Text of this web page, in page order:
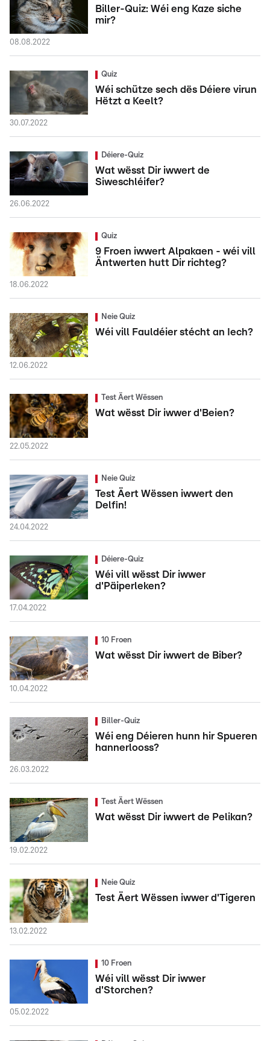
Biller-Quiz: Wéi eng Kaze siche
mir?
08.08.2022
Quiz
Wéi schütze sech dës Déiere virun
Hëtzt a Keelt?
30.07.2022
Déiere-Quiz
Wat wësst Dir iwwert de
Siweschléifer?
26.06.2022
Quiz
9 Froen iwwert Alpakaen - wéi vill
Äntwerten hutt Dir richteg?
18.06.2022
Neie Quiz
Wéi vill Fauldéier stécht an Iech?
12.06.2022
Test Äert Wëssen
Wat wësst Dir iwwer d'Beien?
22.05.2022
Neie Quiz
Test Äert Wëssen iwwert den
Delfin!
24.04.2022
Déiere-Quiz
Wéi vill wësst Dir iwwer
d'Päiperleken?
17.04.2022
10 Froen
Wat wësst Dir iwwert de Biber?
10.04.2022
Biller-Quiz
Wéi eng Déieren hunn hir Spueren
hannerlooss?
26.03.2022
Test Äert Wëssen
Wat wësst Dir iwwert de Pelikan?
19.02.2022
Neie Quiz
Test Äert Wëssen iwwer d'Tigeren
13.02.2022
10 Froen
Wéi vill wësst Dir iwwer
d'Storchen?
05.02.2022